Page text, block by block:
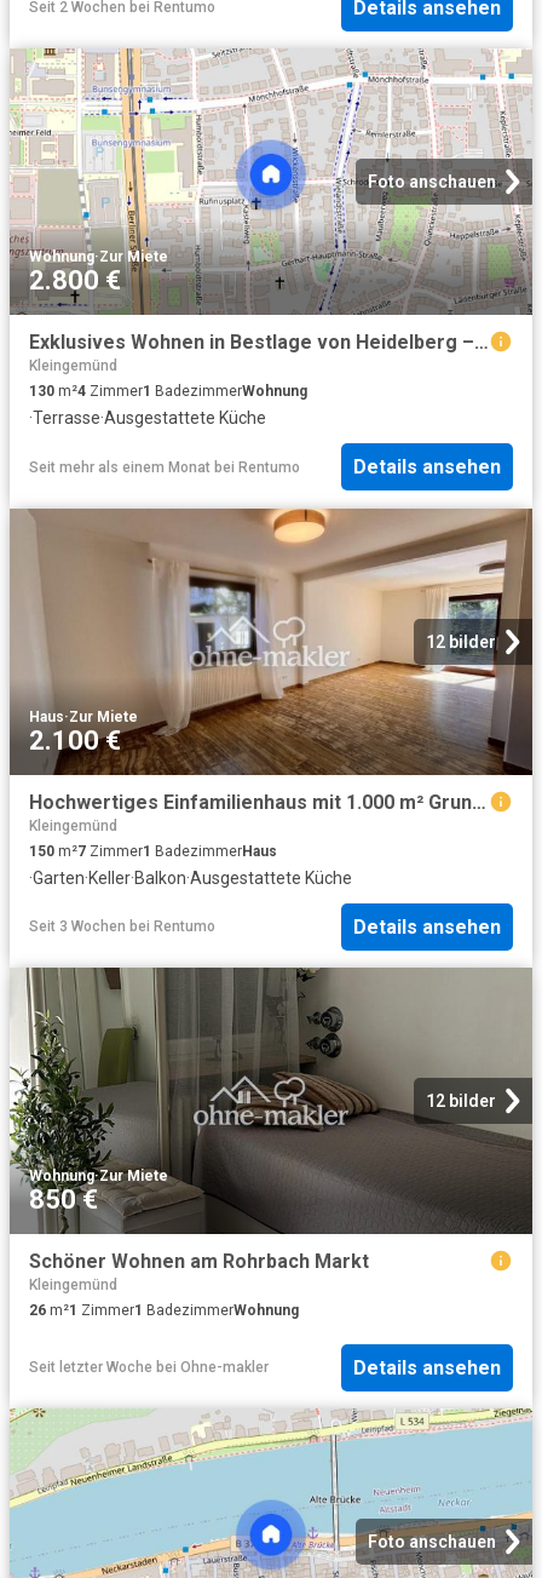
Seit 2 Wochen bei Rentumo Details ansehen
Foto anschauen
Wohnung·Zur Miete
2.800 €
Exklusives Wohnen in Bestlage von Heidelberg – Neuenheimmit Schloss und Neckarblick
Kleingemünd
130 m²4 Zimmer1 BadezimmerWohnung
·Terrasse·Ausgestattete Küche
Seit mehr als einem Monat bei Rentumo Details ansehen
12 bilder
Haus·Zur Miete
2.100 €
Hochwertiges Einfamilienhaus mit 1.000 m² Grundstück und Homeoffice nahe Heidelberg
Kleingemünd
150 m²7 Zimmer1 BadezimmerHaus
·Garten·Keller·Balkon·Ausgestattete Küche
Seit 3 Wochen bei Rentumo Details ansehen
12 bilder
Wohnung·Zur Miete
850 €
Schöner Wohnen am Rohrbach Markt
Kleingemünd
26 m²1 Zimmer1 BadezimmerWohnung
Seit letzter Woche bei Ohne-makler Details ansehen
Foto anschauen